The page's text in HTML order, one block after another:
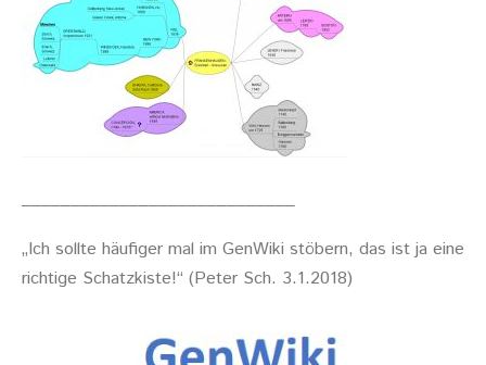
„Ich sollte häufiger mal im GenWiki stöbern, das ist ja eine
richtige Schatzkiste!“ (Peter Sch. 3.1.2018)